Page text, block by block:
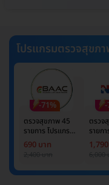
โปรแกรมตรวจสุขภ
-71%
ตรวจสุขภาพ 45
รายการ โปรแกรม
Basic Lab
690 บาท
-
ตรวจ
รายก
Basic